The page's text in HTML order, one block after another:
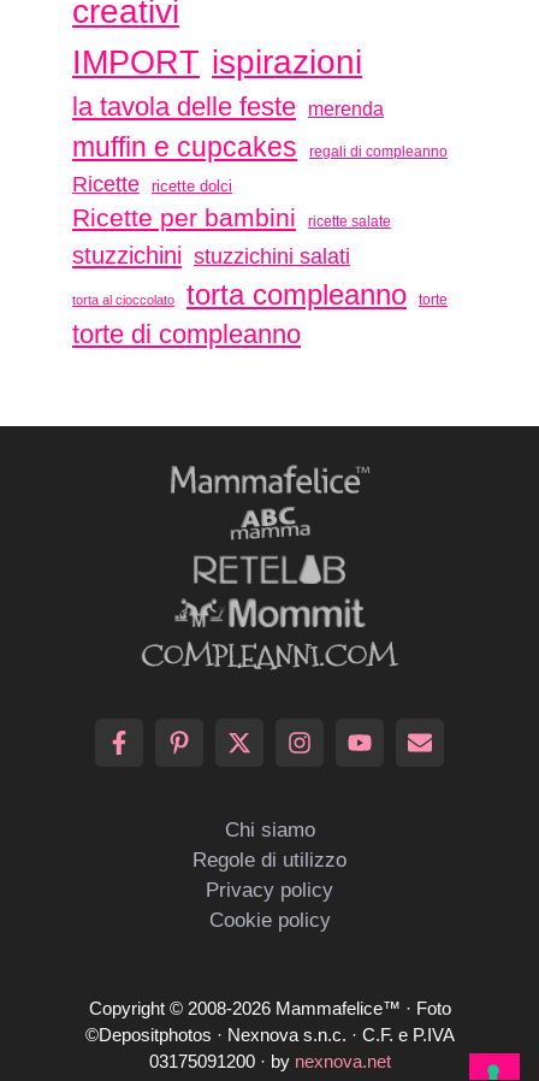
creativi
IMPORT ispirazioni
la tavola delle feste merenda
muffin e cupcakes regali di compleanno
Ricette ricette dolci
Ricette per bambini ricette salate
stuzzichini stuzzichini salati
torta al cioccolato torta compleanno torte
torte di compleanno
Chi siamo
Regole di utilizzo
Privacy policy
Cookie policy
Copyright © 2008-2026 Mammafelice™ · Foto
©Depositphotos · Nexnova s.n.c. · C.F. e P.IVA
03175091200 · by nexnova.net